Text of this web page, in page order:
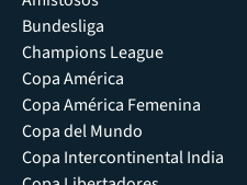
Bundesliga
Champions League
Copa América
Copa América Femenina
Copa del Mundo
Copa Intercontinental India